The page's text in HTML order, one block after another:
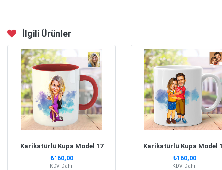
İlgili Ürünler
Karikatürlü Kupa Model 17
₺160,00
KDV Dahil
Karikatürlü Kupa Model
₺160,00
KDV Dahil